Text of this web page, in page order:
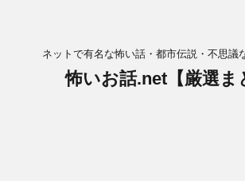
ネットで有名な怖い話・都市伝説・不思議
怖いお話.net【厳選ま